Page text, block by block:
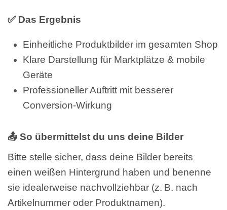
✅ Das Ergebnis
Einheitliche Produktbilder im gesamten Shop
Klare Darstellung für Marktplätze & mobile
Geräte
Professioneller Auftritt mit besserer
Conversion-Wirkung
📤 So übermittelst du uns deine Bilder
Bitte stelle sicher, dass deine Bilder bereits
einen weißen Hintergrund haben und benenne
sie idealerweise nachvollziehbar (z. B. nach
Artikelnummer oder Produktnamen).